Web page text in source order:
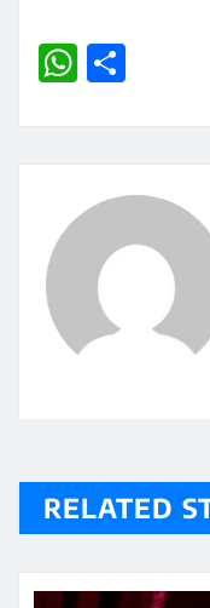
W
A
p
rt
RELATED